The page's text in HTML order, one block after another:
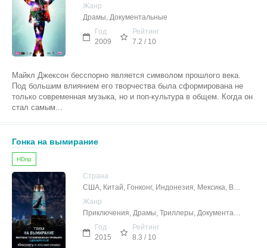
Жанр
Драмы, Документальные
Год
2009
Рейтинг
7.2 / 10
Майкл Джексон бесспорно является символом прошлого века.
Под большим влиянием его творчества была сформирована не
только современная музыка, но и поп-культура в общем. Когда он
стал самым...
Гонка на вымирание
HDrip
Страна
США, Китай, Гонконг, Индонезия, Мексика, Великобритания, Япония
Жанр
Приключения, Драмы, Триллеры, Документальные
Год
2015
Рейтинг
8.3 / 10